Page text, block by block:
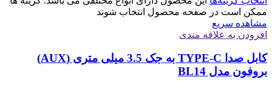
ممکن است در صفحه محصول انتخاب شوند
مشاهده سریع
افزودن به علاقه مندی
کابل صدا TYPE-C به جک 3.5 میلی متری (AUX)
بروفون مدل BL14